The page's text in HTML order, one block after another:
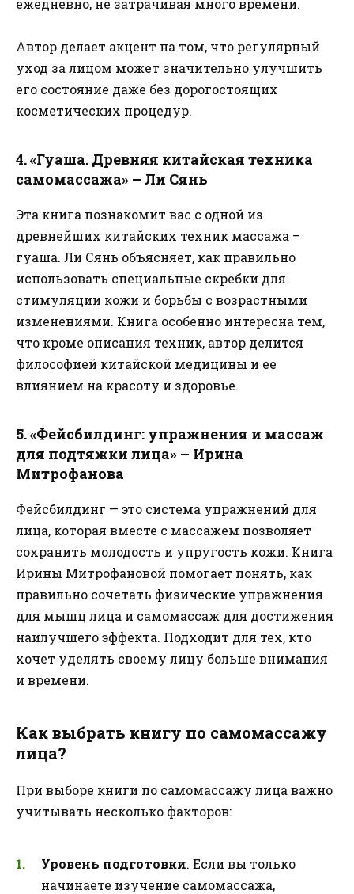
ежедневно, не затрачивая много времени.
Автор делает акцент на том, что регулярный
уход за лицом может значительно улучшить
его состояние даже без дорогостоящих
косметических процедур.
4. «Гуаша. Древняя китайская техника
самомассажа» – Ли Сянь
Эта книга познакомит вас с одной из
древнейших китайских техник массажа –
гуаша. Ли Сянь объясняет, как правильно
использовать специальные скребки для
стимуляции кожи и борьбы с возрастными
изменениями. Книга особенно интересна тем,
что кроме описания техник, автор делится
философией китайской медицины и ее
влиянием на красоту и здоровье.
5. «Фейсбилдинг: упражнения и массаж
для подтяжки лица» – Ирина
Митрофанова
Фейсбилдинг — это система упражнений для
лица, которая вместе с массажем позволяет
сохранить молодость и упругость кожи. Книга
Ирины Митрофановой помогает понять, как
правильно сочетать физические упражнения
для мышц лица и самомассаж для достижения
наилучшего эффекта. Подходит для тех, кто
хочет уделять своему лицу больше внимания
и времени.
Как выбрать книгу по самомассажу
лица?
При выборе книги по самомассажу лица важно
учитывать несколько факторов:
Уровень подготовки. Если вы только
начинаете изучение самомассажа,